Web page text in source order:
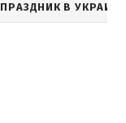
ПРАЗДНИК В УКРАИНЕ